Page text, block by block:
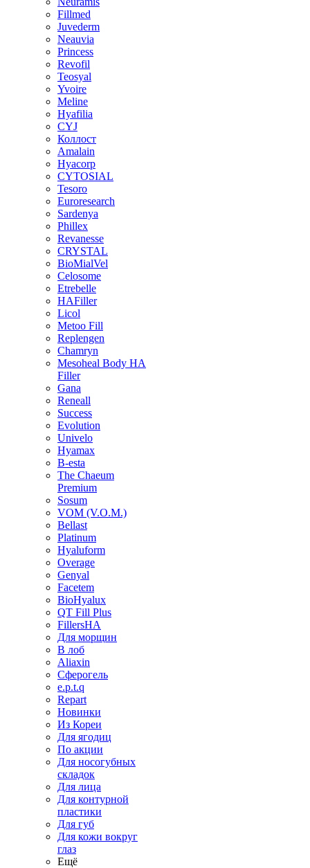
Fillmed
Juvederm
Neauvia
Princess
Revofil
Teosyal
Yvoire
Meline
Hyafilia
CYJ
Коллост
Amalain
Hyacorp
CYTOSIAL
Tesoro
Euroresearch
Sardenya
Phillex
Revanesse
CRYSTAL
BioMialVel
Celosome
Etrebelle
HAFiller
Licol
Metoo Fill
Replengen
Chamryn
Mesoheal Body HA
Filler
Gana
Reneall
Success
Evolution
Univelo
Hyamax
B-esta
The Chaeum
Premium
Sosum
VOM (V.O.M.)
Bellast
Platinum
Hyaluform
Overage
Genyal
Facetem
BioHyalux
QT Fill Plus
FillersHA
Для морщин
В лоб
Aliaxin
Сферогель
e.p.t.q
Repart
Новинки
Из Кореи
Для ягодиц
По акции
Для носогубных
складок
Для лица
Для контурной
пластики
Для губ
Для кожи вокруг
глаз
Ещё